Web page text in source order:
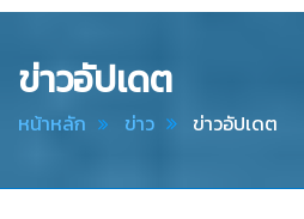
Thai
ข่าวอัปเดต
หน้าหลัก ข่าว ข่าวอัปเดต